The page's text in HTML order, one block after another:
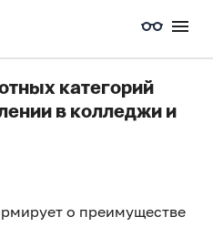
категорий
в колледжи и
о преимуществе